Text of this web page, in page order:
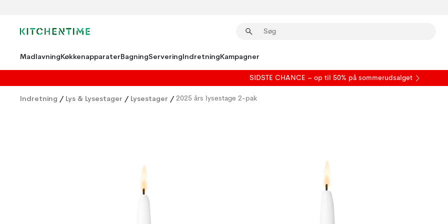
MadlavningKøkkenapparaterBagningServeringIndretningKampagner
SIDSTE CHANCE – op til 50% på sommerudsalget
Indretning / Lys & Lysestager / Lysestager / 2025 års lysestage 2-pak